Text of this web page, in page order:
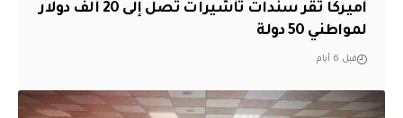
أميركا تقر سندات تأشيرات تصل إلى 20 ألف دولار
لمواطني 50 دولة
قبل 6 أيام